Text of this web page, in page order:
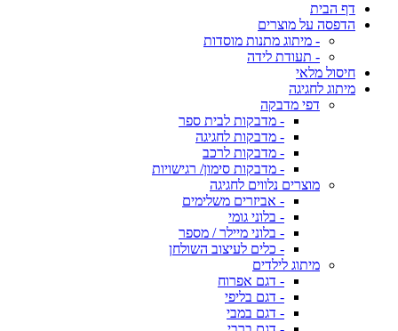
דף הבית
הדפסה על מוצרים
- מיתוג מתנות מוסדות
- תעודת לידה
חיסול מלאי
מיתוג לחגיגה
דפי מדבקה
- מדבקות לבית ספר
- מדבקות לחגיגה
- מדבקות לרכב
- מדבקות סימון/ רגישויות
מוצרים נלווים לחגיגה
- אביזרים משלימים
- בלוני גומי
- בלוני מיילר / מספר
- כלים לעיצוב השולחן
מיתוג לילדים
- דגם אפרוח
- דגם בליפי
- דגם במבי